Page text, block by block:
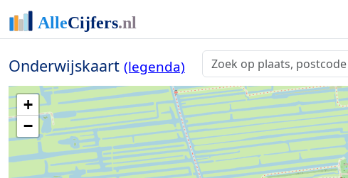
Onderwijskaart (legenda)
+
−